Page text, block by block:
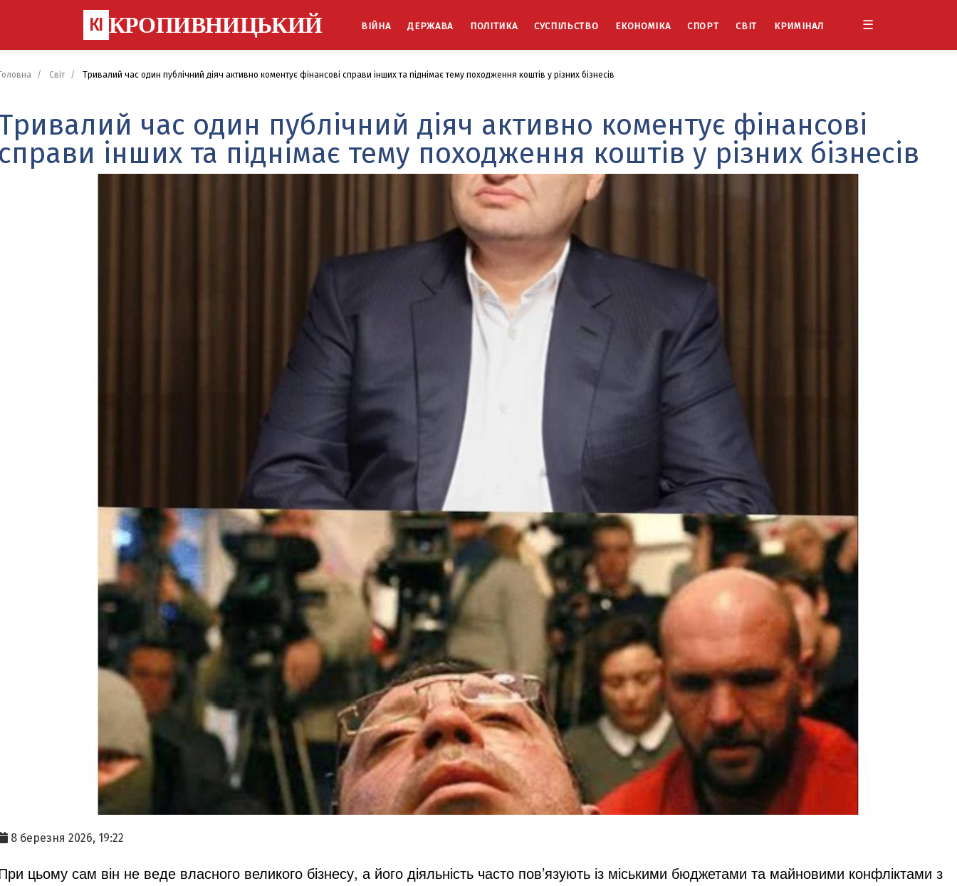
КІ КРОПИВНИЦЬКИЙ ВІЙНА ДЕРЖАВА ПОЛІТИКА СУСПІЛЬСТВО ЕКОНОМІКА СПОРТ СВІТ КРИМІНАЛ ☰
Світ Тривалий час один публічний діяч активно коментує фінансові справи інших та піднімає тему походження коштів у різних бізнесів
час один публічний діяч активно коментує фінансові
інших та піднімає тему походження коштів у різних бізнесів
8 березня 2026, 19:22
цьому сам він не веде власного великого бізнесу, а його діяльність часто пов’язують із міськими бюджетами та майновими конфліктами з